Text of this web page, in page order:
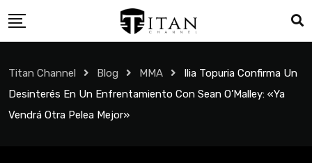
Titan Channel Blog MMA
Ilia Topuria Confirma Un
Desinterés En Un Enfrentamiento Con Sean O’Malley: «Ya
Vendrá Otra Pelea Mejor»